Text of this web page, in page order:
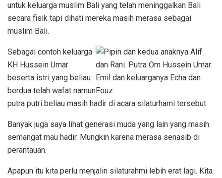
untuk keluarga muslim Bali yang telah meninggalkan Bali
secara fisik tapi dihati mereka masih merasa sebagai
muslim Bali.
Sebagai contoh keluarga
KH Hussein Umar
beserta istri yang beliau
berdua telah wafat namun
putra putri beliau masih hadir di acara silaturhami tersebut.
Banyak juga saya lihat generasi muda yang lain yang masih
semangat mau hadir. Mungkin karena merasa senasib di
perantauan.
Apapun itu kita perlu menjalin silaturahmi lebih erat lagi. Kita